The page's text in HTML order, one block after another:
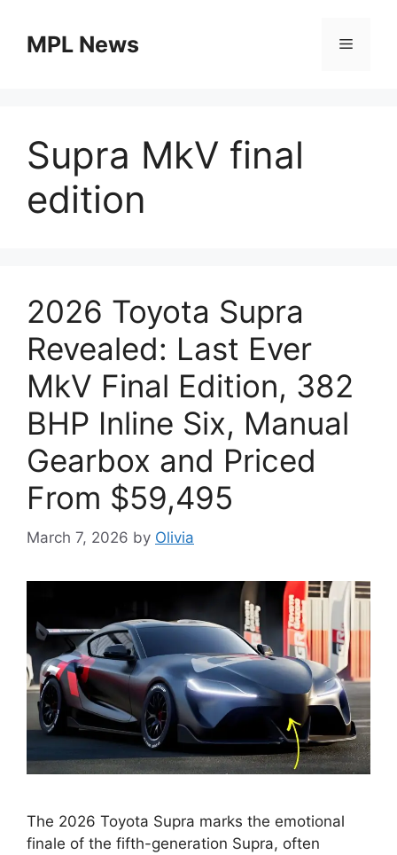
contentMPL News Menu
Supra MkV final
edition
2026 Toyota Supra
Revealed: Last Ever
MkV Final Edition, 382
BHP Inline Six, Manual
Gearbox and Priced
From $59,495
March 7, 2026 by Olivia
The 2026 Toyota Supra marks the emotional
finale of the fifth-generation Supra, often